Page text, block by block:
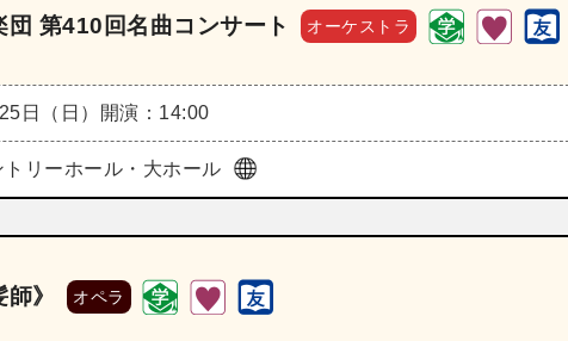
団 第410回名曲コンサート オーケストラ
日（日） 開演：14:00
トリーホール・大ホール
》 オペラ